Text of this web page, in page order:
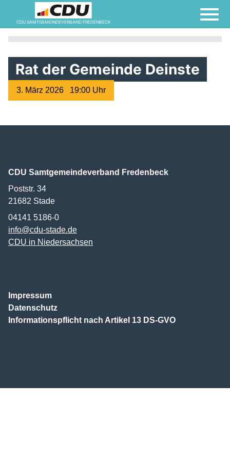
CDU SAMTGEMEINDEVERBAND FREDENBECK
Rat der Gemeinde Deinste
3. März 2026 19:00 Uhr
CDU Samtgemeindeverband Fredenbeck
Poststr. 34
21682 Stade
04141 5186-0
info@cdu-stade.de
CDU in Niedersachsen
Impressum
Datenschutz
Informationspflicht nach Artikel 13 DS-GVO